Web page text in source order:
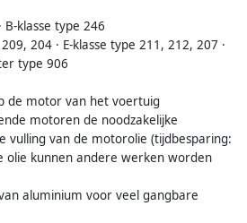
B-klasse type 246
204 · E-klasse type 211, 212, 207 ·
type 906
de motor van het voertuig
motoren de noodzakelijke
vulling van de motorolie (tijdbesparing:
olie kunnen andere werken worden
aluminium voor veel gangbare